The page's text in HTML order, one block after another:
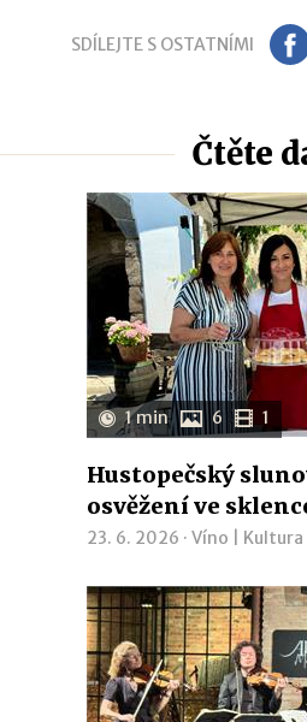
SDÍLEJTE S OSTATNÍMI FB
Čtěte
1 min 6 1
Hustopečský
osvěžení ve
23. 6. 2026 · Víno Kultura